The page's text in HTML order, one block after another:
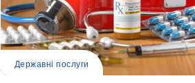
Державні послуги